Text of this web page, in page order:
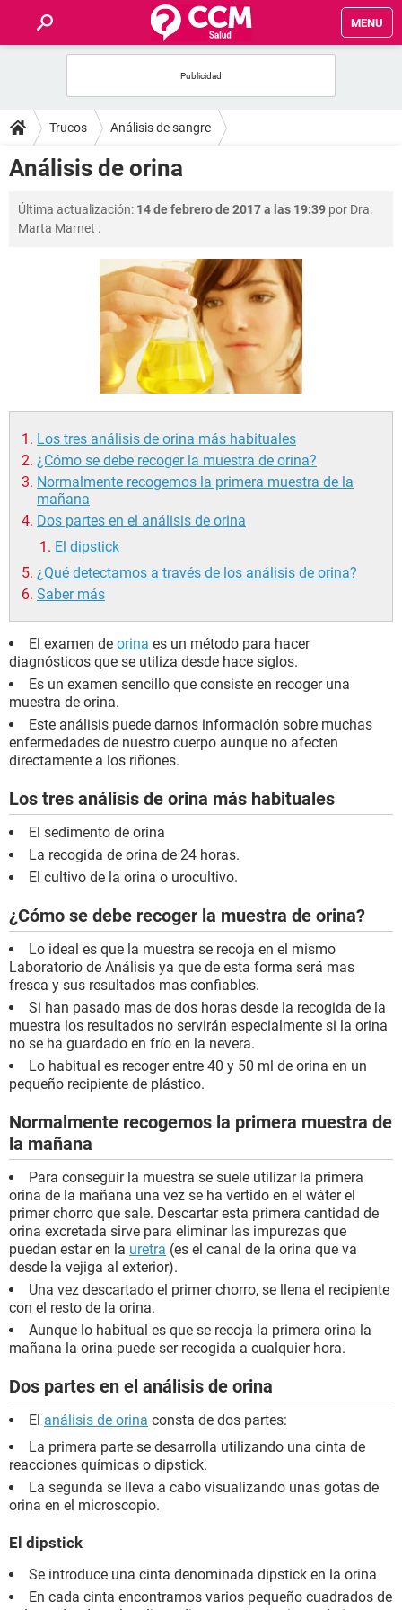
MENU
FOROS
SALUD
FAMILIA
Trucos Análisis de sangre
Análisis de orina
Última actualización: 14 de febrero de 2017 a las 19:39 por Dra.
Marta Marnet .
Los tres análisis de orina más habituales
¿Cómo se debe recoger la muestra de orina?
Normalmente recogemos la primera muestra de la
mañana
Dos partes en el análisis de orina
El dipstick
¿Qué detectamos a través de los análisis de orina?
Saber más
El examen de orina es un método para hacer
diagnósticos que se utiliza desde hace siglos.
Es un examen sencillo que consiste en recoger una
muestra de orina.
Este análisis puede darnos información sobre muchas
enfermedades de nuestro cuerpo aunque no afecten
directamente a los riñones.
Los tres análisis de orina más habituales
El sedimento de orina
La recogida de orina de 24 horas.
El cultivo de la orina o urocultivo.
¿Cómo se debe recoger la muestra de orina?
Lo ideal es que la muestra se recoja en el mismo
Laboratorio de Análisis ya que de esta forma será mas
fresca y sus resultados mas confiables.
Si han pasado mas de dos horas desde la recogida de la
muestra los resultados no servirán especialmente si la orina
no se ha guardado en frío en la nevera.
Lo habitual es recoger entre 40 y 50 ml de orina en un
pequeño recipiente de plástico.
Normalmente recogemos la primera muestra de
la mañana
Para conseguir la muestra se suele utilizar la primera
orina de la mañana una vez se ha vertido en el wáter el
primer chorro que sale. Descartar esta primera cantidad de
orina excretada sirve para eliminar las impurezas que
puedan estar en la uretra (es el canal de la orina que va
desde la vejiga al exterior).
Una vez descartado el primer chorro, se llena el recipiente
con el resto de la orina.
Aunque lo habitual es que se recoja la primera orina la
mañana la orina puede ser recogida a cualquier hora.
Dos partes en el análisis de orina
El análisis de orina consta de dos partes:
La primera parte se desarrolla utilizando una cinta de
reacciones químicas o dipstick.
La segunda se lleva a cabo visualizando unas gotas de
orina en el microscopio.
El dipstick
Se introduce una cinta denominada dipstick en la orina
En cada cinta encontramos varios pequeño cuadrados de